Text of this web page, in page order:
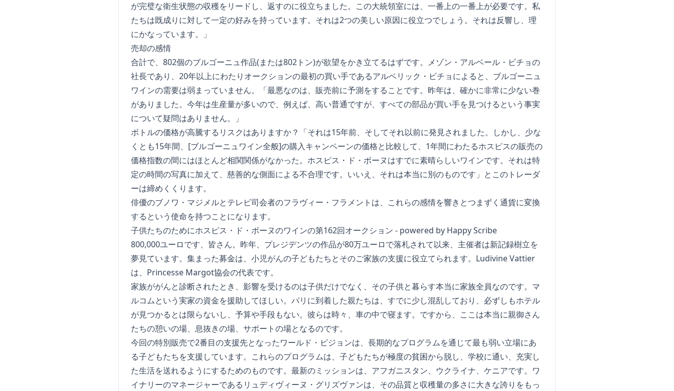
が完璧な衛生状態の収穫をリードし、返すのに役立ちました。この大統領室には、一番上の一番上が必要です。私
たちは既成りに対して一定の好みを持っています。それは2つの美しい原因に役立つでしょう。それは反響し、理
にかなっています。」
売却の感情
合計で、802個のブルゴーニュ作品(または802トン)が欲望をかき立てるはずです。メゾン・アルベール・ビチョの
社長であり、20年以上にわたりオークションの最初の買い手であるアルベリック・ビチョによると、ブルゴーニュ
ワインの需要は弱まっていません。「最悪なのは、販売前に予測をすることです。昨年は、確かに非常に少ない巻
がありました。今年は生産量が多いので、例えば、高い普通ですが、すべての部品が買い手を見つけるという事実
について疑問はありません。」
ボトルの価格が高騰するリスクはありますか？「それは15年前、そしてそれ以前に発見されました。しかし、少な
くとも15年間、[ブルゴーニュワイン全般]の購入キャンペーンの価格と比較して、1年間にわたるホスピスの販売の
価格指数の間にはほとんど相関関係がなかった。ホスピス・ド・ボーヌはすでに素晴らしいワインです。それは特
定の時間の写真に加えて、慈善的な側面による不合理です。いいえ、それは本当に別のものです」とこのトレーダ
ーは締めくくります。
俳優のブノワ・マジメルとテレビ司会者のフラヴィー・フラメントは、これらの感情を響きとつまずく通貨に変換
するという使命を持つことになります。
子供たちのためにホスピス・ド・ボーヌのワインの第162回オークション - powered by Happy Scribe
800,000ユーロです、皆さん。昨年、プレジデンツの作品が80万ユーロで落札されて以来、主催者は新記録樹立を
夢見ています。集まった募金は、小児がんの子どもたちとそのご家族の支援に役立てられます。Ludivine Vattier
は、Princesse Margot協会の代表です。
家族ががんと診断されたとき、影響を受けるのは子供だけでなく、その子供と暮らす本当に家族全員なのです。マ
ルコムという実家の資金を援助してほしい。パリに到着した親たちは、すでに少し混乱しており、必ずしもホテル
が見つかるとは限らないし、予算や手段もない。彼らは時々、車の中で寝ます。ですから、ここは本当に親御さん
たちの憩いの場、息抜きの場、サポートの場となるのです。
今回の特別販売で2番目の支援先となったワールド・ビジョンは、長期的なプログラムを通じて最も弱い立場にあ
る子どもたちを支援しています。これらのプログラムは、子どもたちが極度の貧困から脱し、学校に通い、充実し
た生活を送れるようにするためのものです。最新のミッションは、アフガニスタン、ウクライナ、ケニアです。ワ
イナリーのマネージャーであるリュディヴィーヌ・グリズヴァンは、その品質と収穫量の多さに大きな誇りをもっ